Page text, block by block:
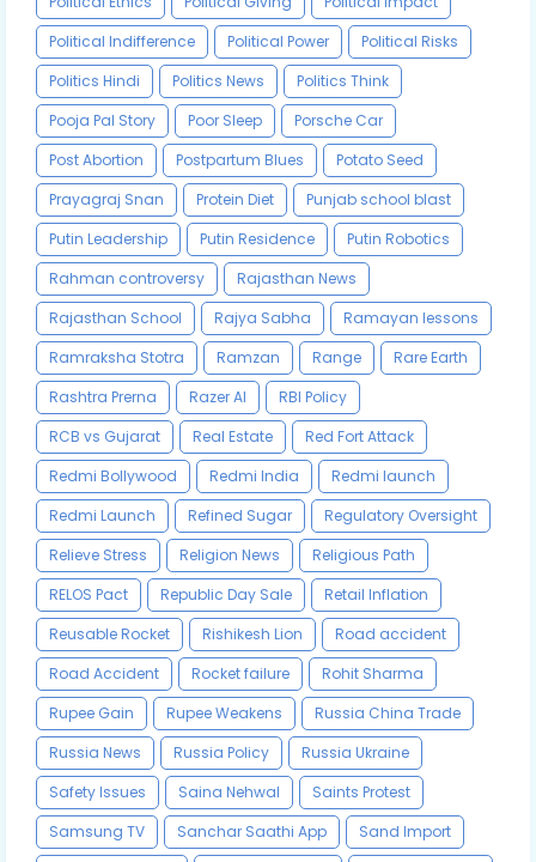
Political Indifference
Political Power
Political Risks
Politics Hindi
Politics News
Politics Think
Pooja Pal Story
Poor Sleep
Porsche Car
Post Abortion
Postpartum Blues
Potato Seed
Prayagraj Snan
Protein Diet
Punjab school blast
Putin Leadership
Putin Residence
Putin Robotics
Rahman controversy
Rajasthan News
Rajasthan School
Rajya Sabha
Ramayan lessons
Ramraksha Stotra
Ramzan Range
Rare Earth
Rashtra Prerna
Razer AI
RBI Policy
RCB vs Gujarat
Real Estate
Red Fort Attack
Redmi Bollywood
Redmi India
Redmi launch
Redmi Launch
Refined Sugar
Regulatory Oversight
Relieve Stress
Religion News
Religious Path
RELOS Pact
Republic Day Sale
Retail Inflation
Reusable Rocket
Rishikesh Lion
Road accident
Road Accident
Rocket failure
Rohit Sharma
Rupee Gain
Rupee Weakens
Russia China Trade
Russia News
Russia Policy
Russia Ukraine
Safety Issues
Saina Nehwal
Saints Protest
Samsung TV
Sanchar Saathi App
Sand Import